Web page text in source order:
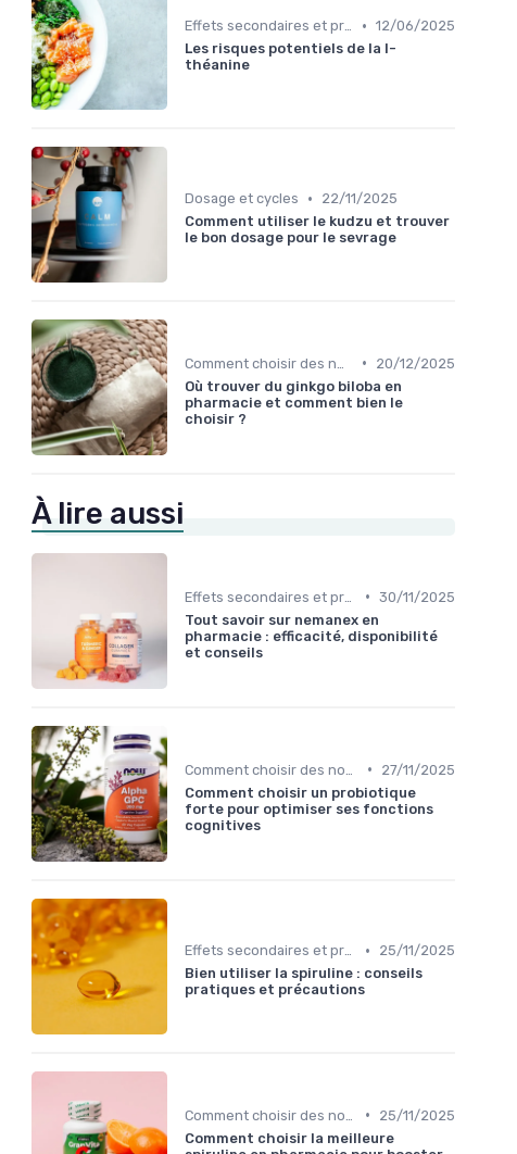
Effets secondaires et précautions • 12/06/2025
Les risques potentiels de la l-
théanine
Dosage et cycles •
22/11/2025
Comment utiliser le kudzu et trouver
le bon dosage pour le sevrage
•
20/12/2025
Où trouver du ginkgo biloba en
pharmacie et comment bien le
choisir ?
À lire aussi
• 30/11/2025
Tout savoir sur nemanex en
pharmacie : efficacité, disponibilité
et conseils
•
27/11/2025
Comment choisir un probiotique
forte pour optimiser ses fonctions
cognitives
Effets secondaires et précautions •
25/11/2025
Bien utiliser la spiruline : conseils
pratiques et précautions
•
25/11/2025
Comment choisir la meilleure